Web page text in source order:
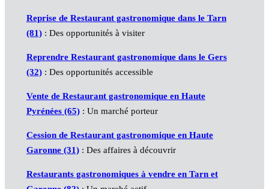
Reprise de Restaurant gastronomique dans le Tarn
(81): Des opportunités à visiter
Reprendre Restaurant gastronomique dans le Gers
(32): Des opportunités accessible
Vente de Restaurant gastronomique en Haute
Pyrénées (65): Un marché porteur
Cession de Restaurant gastronomique en Haute
Garonne (31): Des affaires à découvrir
Restaurants gastronomiques à vendre en Tarn et